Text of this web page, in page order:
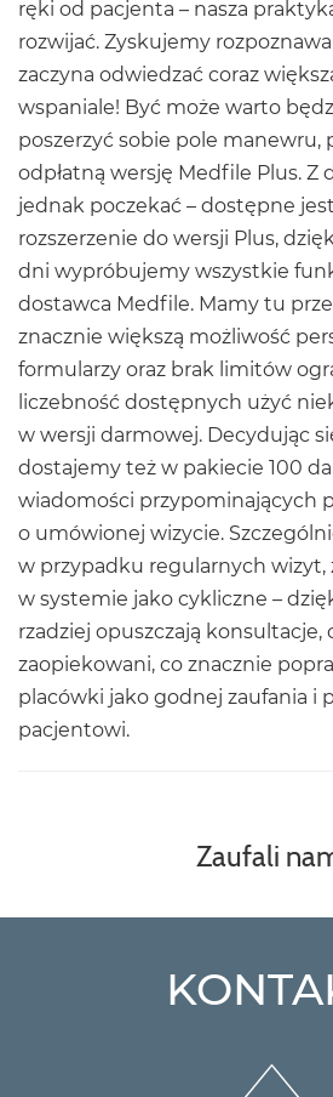
ręki od pacjenta – nasza
rozwijać. Zyskujemy
zaczyna odwiedzać coraz
wspaniale! Być może warto
poszerzyć sobie pole manewru,
odpłatną wersję Medfile Plus. Z
jednak poczekać – dostępne
rozszerzenie do wersji Plus,
dni wypróbujemy wszystkie
dostawca Medfile. Mamy tu
znacznie większą możliwość
formularzy oraz brak limitów
liczebność dostępnych użyć
w wersji darmowej. Decydując
dostajemy też w pakiecie 100
wiadomości przypominających
o umówionej wizycie.
w przypadku regularnych wizyt,
w systemie jako cykliczne –
rzadziej opuszczają konsultacje,
zaopiekowani, co znacznie
placówki jako godnej zaufania i
pacjentowi.
Zaufali